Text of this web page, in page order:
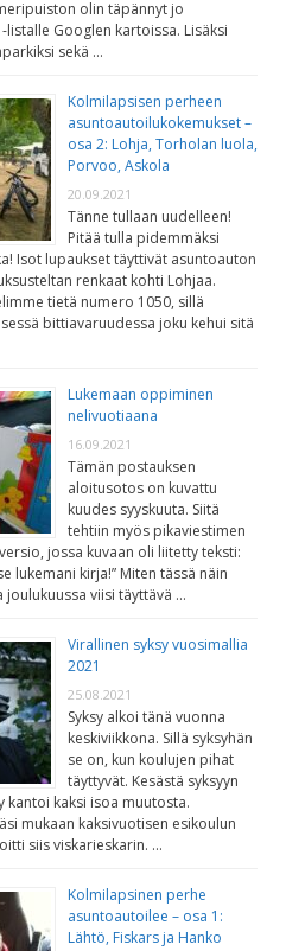
olin täpännyt jo
listalle Googlen kartoissa. Lisäksi
sekä …
Kolmilapsisen perheen
asuntoautoilukokemukset –
osa 2: Lohja, Torholan luola,
Porvoo, Askola
20.09.2021
Tänne tullaan uudelleen!
Pitää tulla pidemmäksi
Isot lupaukset täyttivät asuntoauton
renkaat kohti Lohjaa.
tietä numero 1050, sillä
bittiavaruudessa joku kehui sitä
Lukemaan oppiminen
nelivuotiaana
16.09.2021
Tämän postauksen
aloitusotos on kuvattu
kuudes syyskuuta. Siitä
tehtiin myös pikaviestimen
jossa kuvaan oli liitetty teksti:
lukemani kirja!” Miten tässä näin
joulukuussa viisi täyttävä …
Virallinen syksy vuosimallia
2021
25.08.2021
Syksy alkoi tänä vuonna
keskiviikkona. Sillä syksyhän
se on, kun koulujen pihat
täyttyvät. Kesästä syksyyn
kantoi kaksi isoa muutosta.
mukaan kaksivuotisen esikoulun
siis viskarieskarin. …
Kolmilapsinen perhe
asuntoautoilee – osa 1:
Lähtö, Fiskars ja Hanko